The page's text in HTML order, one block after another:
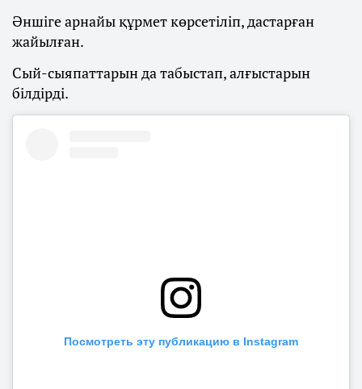
Әншіге арнайы құрмет көрсетіліп, дастарған
жайылған.
Сый-сыяпаттарын да табыстап, алғыстарын
білдірді.
Посмотреть эту публикацию в Instagram